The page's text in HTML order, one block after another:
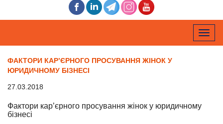
Toggle
ФАКТОРИ КАР’ЄРНОГО ПРОСУВАННЯ ЖІНОК У
ЮРИДИЧНОМУ БІЗНЕСІ
27.03.2018
Фактори кар’єрного просування жінок у юридичному
бізнесі